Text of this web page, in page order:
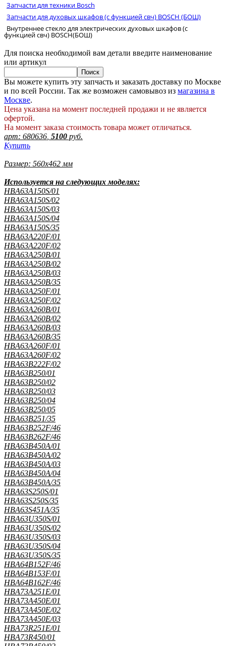
Запчасти для техники Bosch
Запчасти для духовых шкафов (с функцией свч) BOSCH (БОШ)
Внутреннее стекло для электрических духовых шкафов (с
функцией свч) BOSCH(БОШ)
Для поиска необходимой вам детали введите наименование
или артикул
Вы можете купить эту запчасть и заказать доставку по Москве
и по всей России. Так же возможен самовывоз из магазина в
Москве.
Цена указана на момент последней продажи и не является
офертой.
На момент заказа стоимость товара может отличаться.
арт: 680636 5100 руб.
Купить
Размер: 560х462 мм
Используется на следующих моделях:
HBA63A150S/01
HBA63A150S/02
HBA63A150S/03
HBA63A150S/04
HBA63A150S/35
HBA63A220F/01
HBA63A220F/02
HBA63A250B/01
HBA63A250B/02
HBA63A250B/03
HBA63A250B/35
HBA63A250F/01
HBA63A250F/02
HBA63A260B/01
HBA63A260B/02
HBA63A260B/03
HBA63A260B/35
HBA63A260F/01
HBA63A260F/02
HBA63B222F/02
HBA63B250/01
HBA63B250/02
HBA63B250/03
HBA63B250/04
HBA63B250/05
HBA63B251/35
HBA63B252F/46
HBA63B262F/46
HBA63B450A/01
HBA63B450A/02
HBA63B450A/03
HBA63B450A/04
HBA63B450A/35
HBA63S250S/01
HBA63S250S/35
HBA63S451A/35
HBA63U350S/01
HBA63U350S/02
HBA63U350S/03
HBA63U350S/04
HBA63U350S/35
HBA64B152F/46
HBA64B153F/01
HBA64B162F/46
HBA73A251E/01
HBA73A450E/01
HBA73A450E/02
HBA73A450E/03
HBA73R251E/01
HBA73R450/01